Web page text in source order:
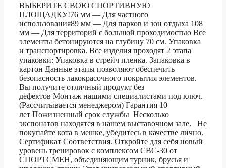
ВЫБЕРИТЕ СВОЮ СПОРТИВНУЮ
ПЛОЩАДКУ!76 мм — Для частного
использования89 мм — Для парков и зон отдыха 108
мм — Для территорий с большой проходимостью Все
элементы бетонируются на глубину 70 см. Упаковка
и транспортировка. Все изделия проходят 2 этапа
упаковки: Упаковка в стрейч пленка. Запаковка в
картон Данные этапы позволяют обеспечить
безопасность лакокрасочного покрытия элементов.
Вы получите отличный продукт без
дефектов Монтаж нашими специалистами под ключ.
(Рассчитывается менеджером) Гарантия 10
лет Пожизненный срок службы Несколько
экспонатов находятся в нашем выставочном зале. Не
покупайте кота в мешке, убедитесь в качестве лично.
Сертификат Соответствия. Откройте для себя новый
уровень тренировок с комплексом СВС-30 от
СПОРТСМЕН, объединяющим турник, брусья и